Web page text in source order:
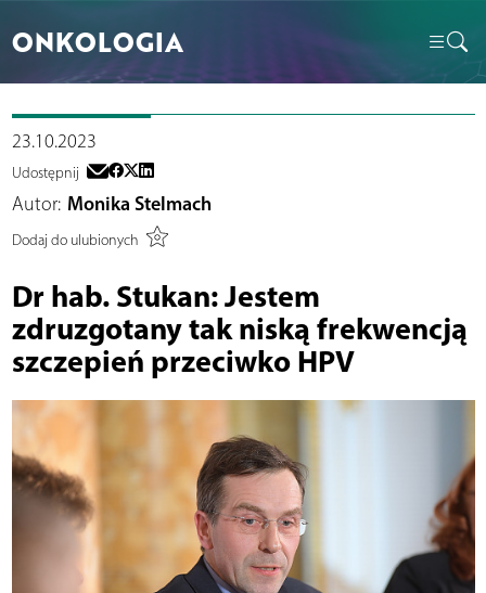
ONKOLOGIA
23.10.2023
Udostępnij
Autor: Monika Stelmach
Dodaj do ulubionych
Dr hab. Stukan: Jestem
zdruzgotany tak niską frekwencją
szczepień przeciwko HPV